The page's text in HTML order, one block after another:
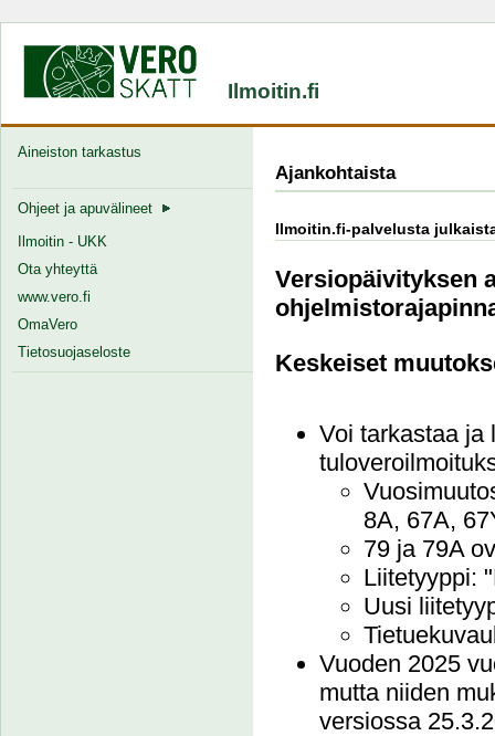
Ilmoitin.fi
Aineiston tarkastus
Ohjeet ja apuvälineet
Ilmoitin - UKK
Ota yhteyttä
www.vero.fi
OmaVero
Tietosuojaseloste
Ajankohtaista
Ilmoitin.fi-palvelusta
Versiopäivityksen
Keskeiset
Voi tarkastaa ja
8A, 67A,
79 ja 79A
Liitetyyppi:
Uusi
Vuoden 2025
mutta niiden
versiossa